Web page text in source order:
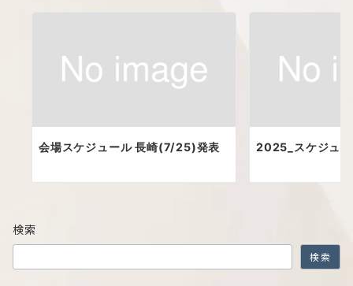
会場スケジュール 長崎(7/25)発表 2025_スケジュ
検索
検索